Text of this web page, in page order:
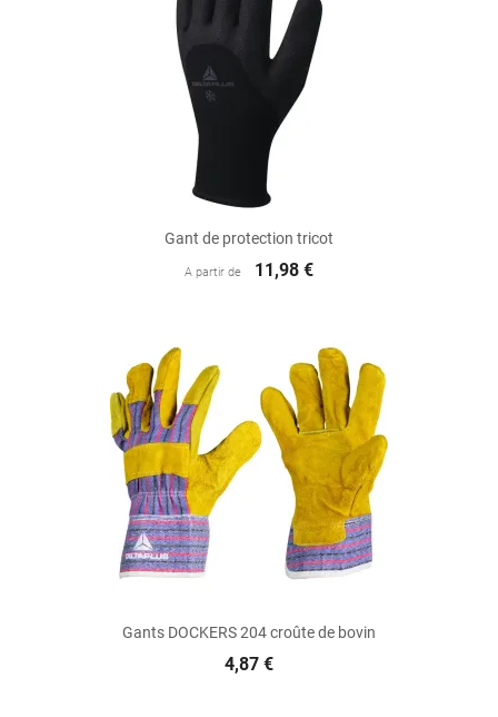
Gant de protection tricot
A partir de 11,98 €
Gants DOCKERS 204 croûte de bovin
4,87 €